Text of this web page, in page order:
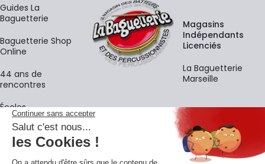
Guides La
Baguetterie
Baguetterie Shop
Online
44 ans de
rencontres
Écoles
Magasins
Indépendants
Licenciés
La Baguetterie
Marseille
La newsletter
Adresse e-mail